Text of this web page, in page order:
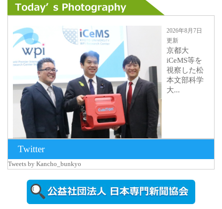
2026年8月7日
更新
京都大
iCeMS等を
視察した松
本文部科学
大...
2026年8月5日
更新
農工大で大
Twitter
Tweets by Kancho_bunkyo